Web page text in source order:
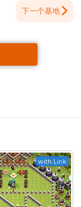
下一个基地
with Link